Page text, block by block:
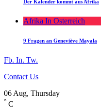
Der Kalender kommt aus Afrika
Afrika In Osterreich
9 Fragen an Geneviève Mayala
Fb. In. Tw.
Contact Us
06 Aug, Thursday
° C